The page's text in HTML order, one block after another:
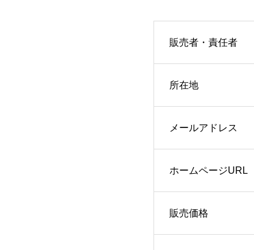
販売者・責任者
所在地
メールアドレス
ホームページURL
販売価格